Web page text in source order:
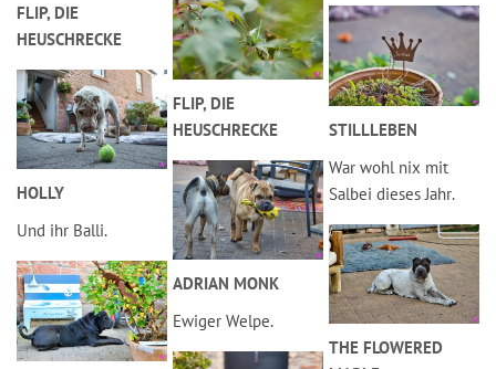
FLIP, DIE
HEUSCHRECKE
HOLLY
Und ihr Balli.
FLIP, DIE
HEUSCHRECKE
ADRIAN MONK
Ewiger Welpe.
STILLLEBEN
War wohl nix mit
Salbei dieses Jahr.
THE FLOWERED